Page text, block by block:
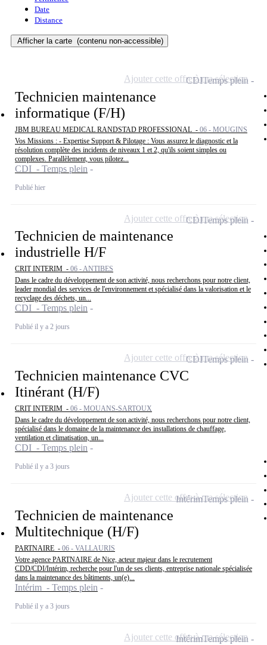
Date
Distance
Afficher la carte (contenu non-accessible)
Technicien maintenance
informatique (F/H)
JBM BUREAU MEDICAL RANDSTAD PROFESSIONAL - 06 - MOUGINS
Vos Missions : - Expertise Support & Pilotage : Vous assurez le diagnostic et la
résolution complète des incidents de niveaux 1 et 2, qu'ils soient simples ou
complexes. Parallèlement, vous pilotez...
CDI - Temps plein
Publié hier
CDITemps plein
Ajouter cette offre à ma sélection
Technicien de maintenance
industrielle H/F
CRIT INTERIM - 06 - ANTIBES
Dans le cadre du développement de son activité, nous recherchons pour notre client,
leader mondial des services de l'environnement et spécialisé dans la valorisation et le
recyclage des déchets, un...
CDI - Temps plein
Publié il y a 2 jours
CDITemps plein
Ajouter cette offre à ma sélection
Technicien maintenance CVC
Itinérant (H/F)
CRIT INTERIM - 06 - MOUANS-SARTOUX
Dans le cadre du développement de son activité, nous recherchons pour notre client,
spécialisé dans le domaine de la maintenance des installations de chauffage,
ventilation et climatisation, un...
CDI - Temps plein
Publié il y a 3 jours
CDITemps plein
Ajouter cette offre à ma sélection
Technicien de maintenance
Multitechnique (H/F)
PARTNAIRE - 06 - VALLAURIS
Votre agence PARTNAIRE de Nice, acteur majeur dans le recrutement
CDD/CDI/Intérim, recherche pour l'un de ses clients, entreprise nationale spécialisée
dans la maintenance des bâtiments, un(e)...
Intérim - Temps plein
Publié il y a 3 jours
IntérimTemps plein
Ajouter cette offre à ma sélection
IntérimTemps plein
Ajouter cette offre à ma sélection